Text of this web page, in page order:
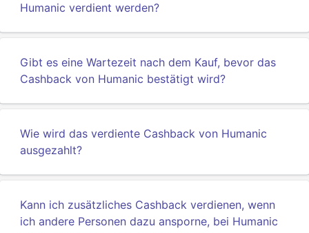
Humanic verdient werden?
Gibt es eine Wartezeit nach dem Kauf, bevor das
Cashback von Humanic bestätigt wird?
Wie wird das verdiente Cashback von Humanic
ausgezahlt?
Kann ich zusätzliches Cashback verdienen, wenn
ich andere Personen dazu ansporne, bei Humanic